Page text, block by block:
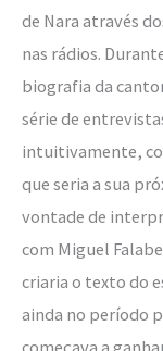
de Nara através
nas rádios.
biografia da
série de
intuitivamente,
que seria a sua
vontade de
com Miguel
criaria o texto do
ainda no período
começava a